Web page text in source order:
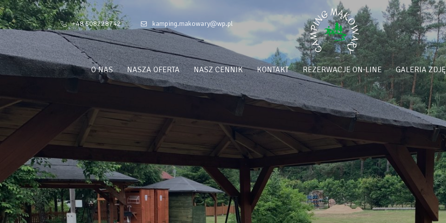
+48 508228742 kamping.makowary@wp.pl
O NAS NASZA OFERTA NASZ CENNIK KONTAKT REZERWACJE ON‑LINE GALERIA